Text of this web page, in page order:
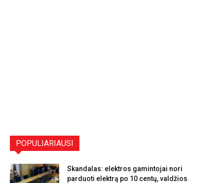
POPULIARIAUSI
Skandalas: elektros gamintojai nori
parduoti elektrą po 10 centų, valdžios